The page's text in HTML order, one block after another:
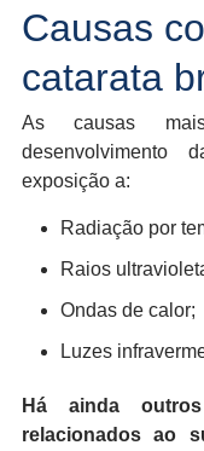
Causas
catarata
As causas
desenvolvimento
exposição a:
Radiação por
Raios
Ondas de calor;
Luzes
Há ainda
relacionados ao